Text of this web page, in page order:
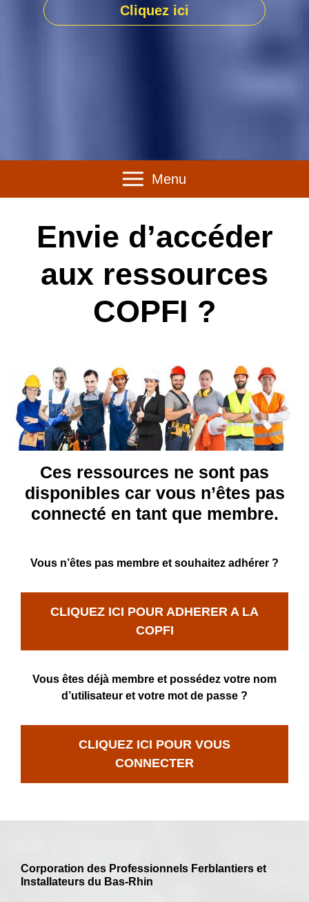
Cliquez ici
Menu
Envie d’accéder
aux ressources
COPFI ?
Ces ressources ne sont pas
disponibles car vous n’êtes pas
connecté en tant que membre.
Vous n’êtes pas membre et souhaitez adhérer ?
CLIQUEZ ICI POUR ADHERER A LA
COPFI
Vous êtes déjà membre et possédez votre nom
d’utilisateur et votre mot de passe ?
CLIQUEZ ICI POUR VOUS
CONNECTER
Corporation des Professionnels Ferblantiers et
Installateurs du Bas-Rhin